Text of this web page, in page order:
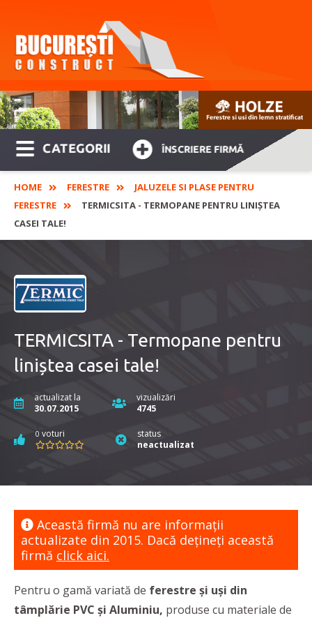
CATEGORII ÎNSCRIERE FIRMĂ
HOME FERESTRE
JALUZELE SI PLASE PENTRU
FERESTRE
TERMICSITA - TERMOPANE PENTRU LINIȘTEA
CASEI TALE!
TERMICSITA - Termopane pentru
liniștea casei tale!
actualizat la
30.07.2015
vizualizări
4745
0 voturi
status
neactualizat
Această firmă nu are informaţii
actualizate din 2015. Dacă dețineți această
firmă click aici.
Pentru o gamă variată de ferestre și uși din
tâmplărie PVC și Aluminiu, produse cu materiale de